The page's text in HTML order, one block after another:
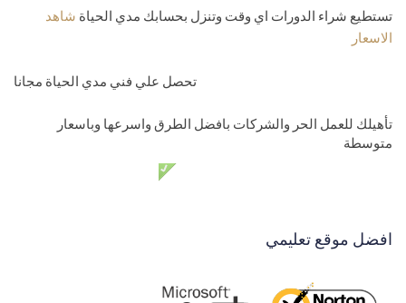
تستطيع شراء الدورات اي وقت وتنزل بحسابك مدي الحياة شاهد
الاسعار
تحصل علي فني مدي الحياة مجانا
تأهيلك للعمل الحر والشركات بافضل الطرق واسرعها وباسعار
متوسطة
افضل موقع تعليمي